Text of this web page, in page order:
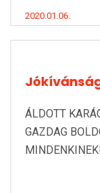
2020.01.06.
ÁLDOTT
GAZDAG